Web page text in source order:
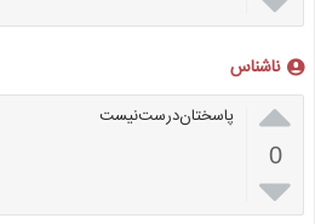
ناشناس

0

پاسختان‌درست‌نیست